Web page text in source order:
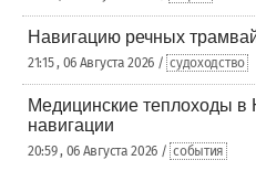
Навигацию речных
21:15 , 06 Августа 2026 / судоходство
Медицинские теплоходы в
навигации
20:59 , 06 Августа 2026 / события